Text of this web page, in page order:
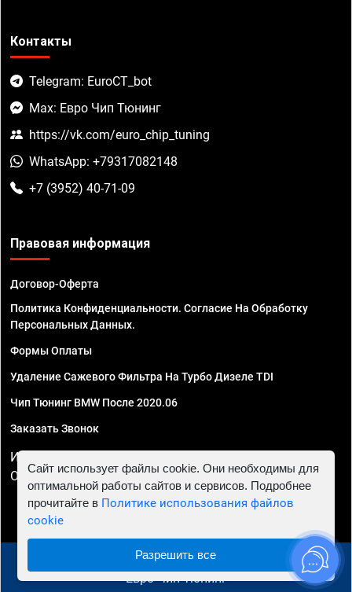
Контакты
Telegram: EuroCT_bot
Max: Евро Чип Тюнинг
https://vk.com/euro_chip_tuning
WhatsApp: +79317082148
+7 (3952) 40-71-09
Правовая информация
Договор-Оферта
Политика Конфиденциальности. Согласие На Обработку
Персональных Данных.
Формы Оплаты
Удаление Сажевого Фильтра На Турбо Дизеле TDI
Чип Тюнинг BMW После 2020.06
Заказать Звонок
ИП Смирнов Георгий Павлович. ИНН 781302555843,
ОГРНИП 324470400032610
© 2010 - 2026 Чип тюнинг в Иркутске - Автосервис
"Евро Чип Тюнинг"
Сайт использует файлы cookie. Они необходимы для
оптимальной работы сайтов и сервисов. Подробнее
прочитайте в Политике использования файлов
cookie
Разрешить все